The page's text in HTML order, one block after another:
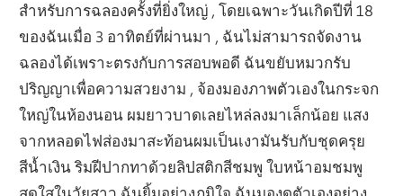
สำหรับการฉลองครั้งที่ยิ่งใหญ่ , โดยเฉพาะวันเกิดปีที่ 18
ของฉันเมื่อ 3 อาทิตย์ที่ผ่านมา , ฉันไม่สามารถจัดงาน
ฉลองได้เพราะตรงกับการสอบพอดี ฉันขยับหมวกรับ
ปริญญาเพื่อความสวยงาม , จ้องมองภาพตัวเองในกระจก
ใหญ่ในห้องนอน ผมยาวบาดเลยไหล่ลงมาเล็กน้อย แสง
จากหลอดไฟส่องมาสะท้อนผมเป็นเงามันรับกับชุดครุย
สีน้ำเงิน ริมฝีปากทาด้วยลิปสติกสีชมพู ใบหน้าอมชมพู